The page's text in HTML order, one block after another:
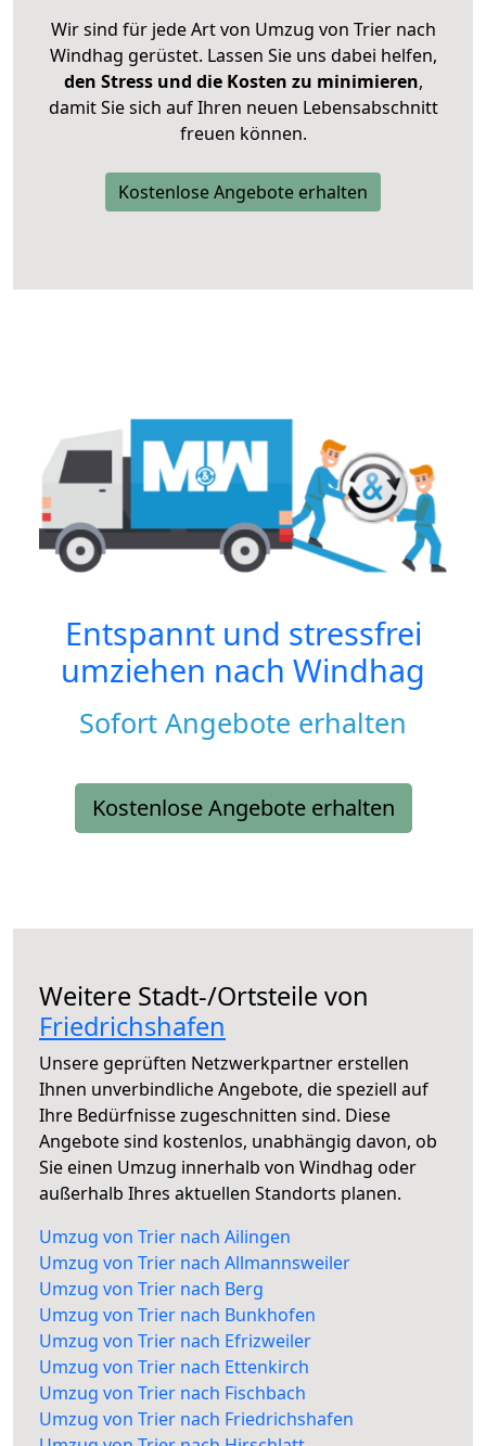
Wir sind für jede Art von Umzug von Trier nach
Windhag gerüstet. Lassen Sie uns dabei helfen,
den Stress und die Kosten zu minimieren,
damit Sie sich auf Ihren neuen Lebensabschnitt
freuen können.
Kostenlose Angebote erhalten
Entspannt und stressfrei
umziehen nach Windhag
Sofort Angebote erhalten
Kostenlose Angebote erhalten
Weitere Stadt-/Ortsteile von
Friedrichshafen
Unsere geprüften Netzwerkpartner erstellen
Ihnen unverbindliche Angebote, die speziell auf
Ihre Bedürfnisse zugeschnitten sind. Diese
Angebote sind kostenlos, unabhängig davon, ob
Sie einen Umzug innerhalb von Windhag oder
außerhalb Ihres aktuellen Standorts planen.
Umzug von Trier nach Ailingen
Umzug von Trier nach Allmannsweiler
Umzug von Trier nach Berg
Umzug von Trier nach Bunkhofen
Umzug von Trier nach Efrizweiler
Umzug von Trier nach Ettenkirch
Umzug von Trier nach Fischbach
Umzug von Trier nach Friedrichshafen